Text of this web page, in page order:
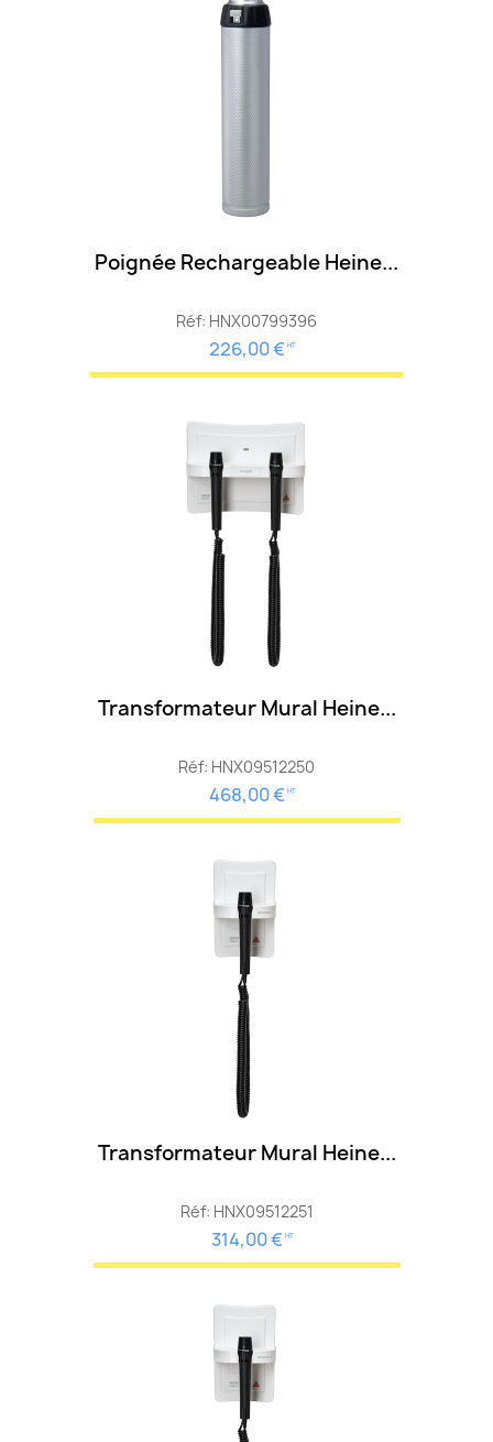
Poignée Rechargeable Heine...
Réf: HNX00799396
226,00 € HT
Transformateur Mural Heine...
Réf: HNX09512250
468,00 € HT
Transformateur Mural Heine...
Réf: HNX09512251
314,00 € HT